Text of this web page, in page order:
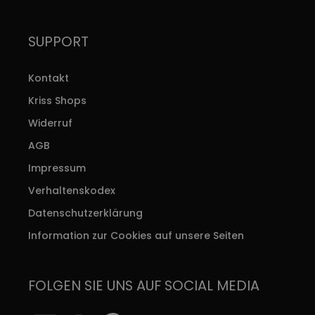
SUPPORT
Kontakt
Kriss Shops
Widerruf
AGB
Impressum
Verhaltenskodex
Datenschutzerklärung
Information zur Cookies auf unsere Seiten
FOLGEN SIE UNS AUF SOCIAL MEDIA